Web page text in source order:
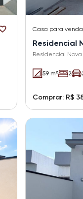
Casa para
Residencial
Residencial
59 m² 2
Comprar: R$